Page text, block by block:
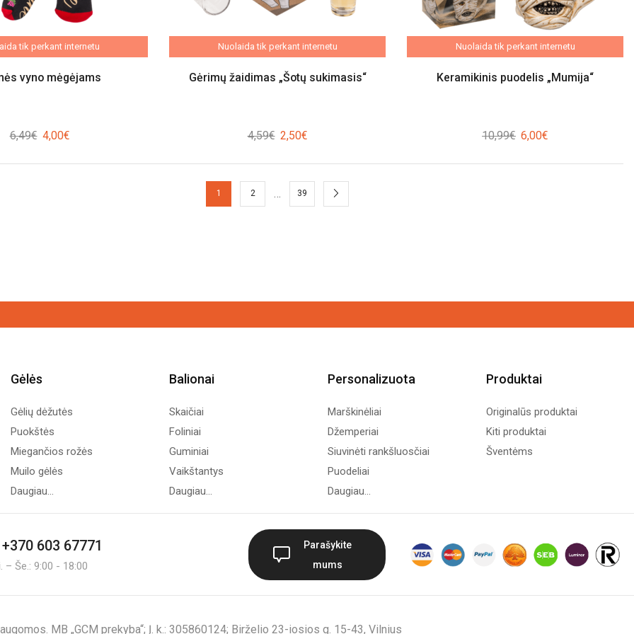
tik perkant internetu
vyno mėgėjams
6,49€ Original
was:
4,00€Current
is:
Nuolaida tik perkant internetu
Gėrimų žaidimas „Šotų sukimasis“
4,59€ Original
was:
4,59€.
2,50€Current
is:
2,50€.
Nuolaida tik perkant internetu
Keramikinis puodelis „Mumija“
10,99€ Original
was:
6,00€
is:
1 2 … 39
Gėlės
Gėlių dėžutės
Puokštės
Miegančios rožės
Muilo gėlės
Daugiau...
Balionai
Skaičiai
Foliniai
Guminiai
Vaikštantys
Daugiau...
Personalizuota
Marškinėliai
Džemperiai
Siuvinėti rankšluosčiai
Puodeliai
Daugiau...
Produktai
Originalūs produktai
Kiti produktai
Šventėms
+370 603 67771
– Še.: 9:00 - 18:00
Parašykite
mums
MB „GCM prekyba“; Į. k.: 305860124; Birželio 23-iosios g. 15-43, Vilnius